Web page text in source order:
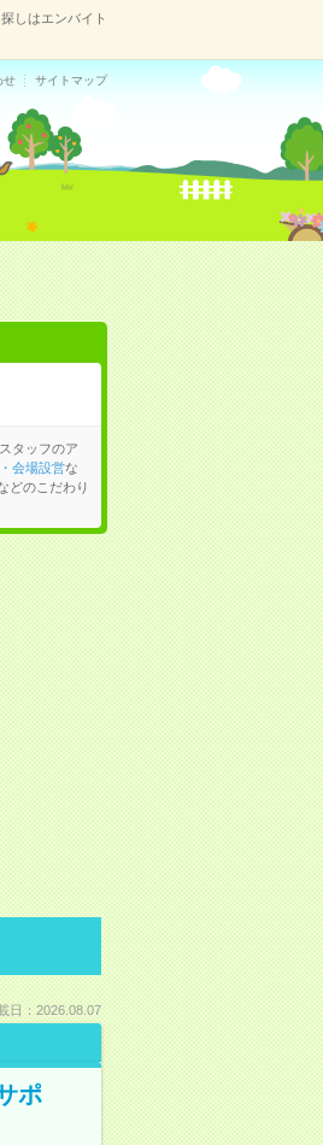
しはエンバイト
せ サイトマップ
タッフのア
会場設営な
どのこだわり
日：2026.08.07
ポ